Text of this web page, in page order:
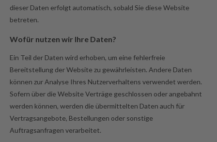
dieser Daten erfolgt automatisch, sobald Sie diese Website
betreten.
Wofür nutzen wir Ihre Daten?
Ein Teil der Daten wird erhoben, um eine fehlerfreie
Bereitstellung der Website zu gewährleisten. Andere Daten
können zur Analyse Ihres Nutzerverhaltens verwendet werden.
Sofern über die Website Verträge geschlossen oder angebahnt
werden können, werden die übermittelten Daten auch für
Vertragsangebote, Bestellungen oder sonstige
Auftragsanfragen verarbeitet.